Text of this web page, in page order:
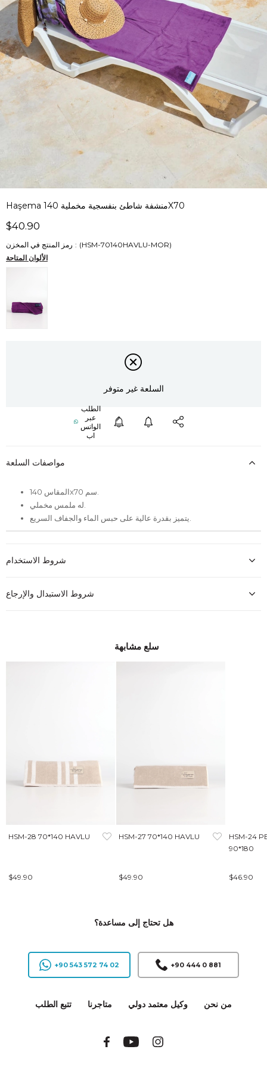
Haşema منشفة شاطئ بنفسجية مخملية 140X70
$40.90
رمز المنتج في المخزن
(HSM-70140HAVLU-MOR)
الألوان المتاحة
السلعة غير متوفر
مواصفات السلعة
شروط الاستخدام
شروط الاستبدال والإرجاع
سلع مشابهة
HSM-28 70*140 HAVLU
$49.90
HSM-27 70*140 HAVLU
$49.90
HSM-24
90*180
$46.90
هل تحتاج إلى مساعدة؟
+90 543 572 74 02 +90 444 0 881
تتبع الطلب متاجرنا وكيل معتمد دولي من نحن